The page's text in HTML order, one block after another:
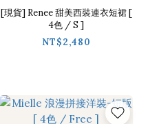
[現貨] Renee 甜美西裝連衣短裙 [
4色 / S ]
NT$2,480